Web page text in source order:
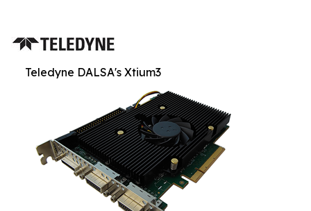
Teledyne DALSA's Xtium3